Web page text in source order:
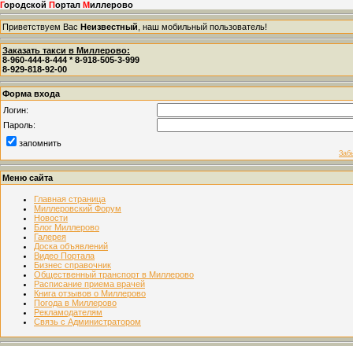
Городской Портал Миллерово
Приветствуем Вас Неизвестный , наш мобильный пользователь!
Заказать такси в Миллерово:
8-960-444-8-444 * 8-918-505-3-999
8-929-818-92-00
Форма входа
Логин:
Пароль:
запомнить
Меню сайта
Главная страница
Миллеровский Форум
Новости
Блог Миллерово
Галерея
Доска объявлений
Видео Портала
Бизнес справочник
Общественный транспорт в Миллерово
Расписание приема врачей
Книга отзывов о Миллерово
Погода в Миллерово
Рекламодателям
Связь с Администратором